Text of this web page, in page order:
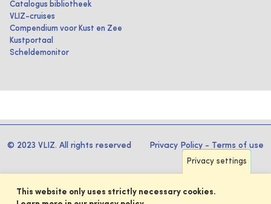
Catalogus bibliotheek
VLIZ-cruises
Compendium voor Kust en Zee
Kustportaal
Scheldemonitor
© 2023 VLIZ. All rights reserved Privacy Policy - Terms of use
Privacy settings
This website only uses strictly necessary cookies.